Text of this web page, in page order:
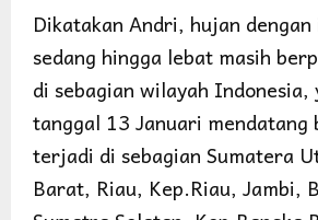
Dikatakan Andri, hujan
sedang hingga lebat masih
di sebagian wilayah Indonesia,
tanggal 13 Januari mendatang
terjadi di sebagian Sumatera
Barat, Riau, Kep.Riau, Jambi,